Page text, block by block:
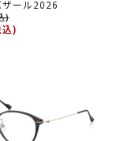
ザール2026
)
)